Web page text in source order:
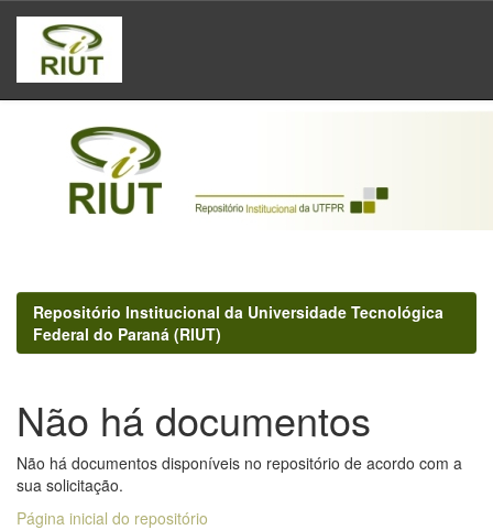
Skip
navigation
Repositório Institucional da Universidade Tecnológica
Federal do Paraná (RIUT)
Não há documentos
Não há documentos disponíveis no repositório de acordo com a
sua solicitação.
Página inicial do repositório